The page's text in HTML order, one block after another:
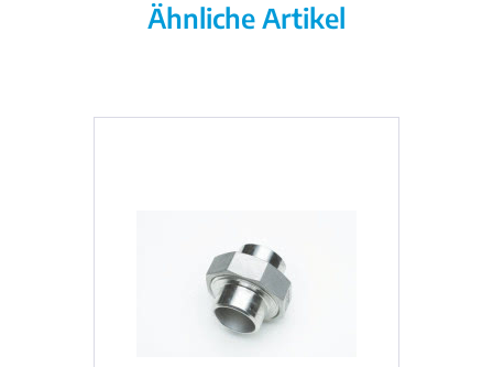
Ähnliche Artikel